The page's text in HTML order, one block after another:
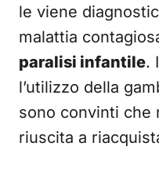
le viene
malattia
paralisi infantile.
l’utilizzo della
sono convinti che
riuscita a